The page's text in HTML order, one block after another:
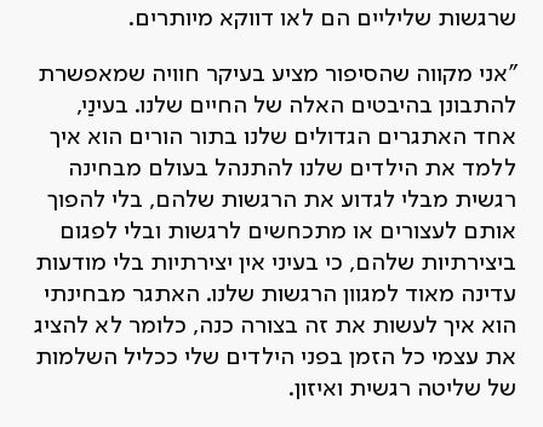
שרגשות שליליים הם לאו דווקא מיותרים.
"אני מקווה שהסיפור מציע בעיקר חוויה שמאפשרת
להתבונן בהיבטים האלה של החיים שלנו. בעינַי,
אחד האתגרים הגדולים שלנו בתור הורים הוא איך
ללמד את הילדים שלנו להתנהל בעולם מבחינה
רגשית מבלי לגדוע את הרגשות שלהם, בלי להפוך
אותם לעצורים או מתכחשים לרגשות ובלי לפגום
ביצירתיות שלהם, כי בעיני אין יצירתיות בלי מודעות
עדינה מאוד למגוון הרגשות שלנו. האתגר מבחינתי
הוא איך לעשות את זה בצורה כנה, כלומר לא להציג
את עצמי כל הזמן בפני הילדים שלי ככליל השלמות
של שליטה רגשית ואיזון.